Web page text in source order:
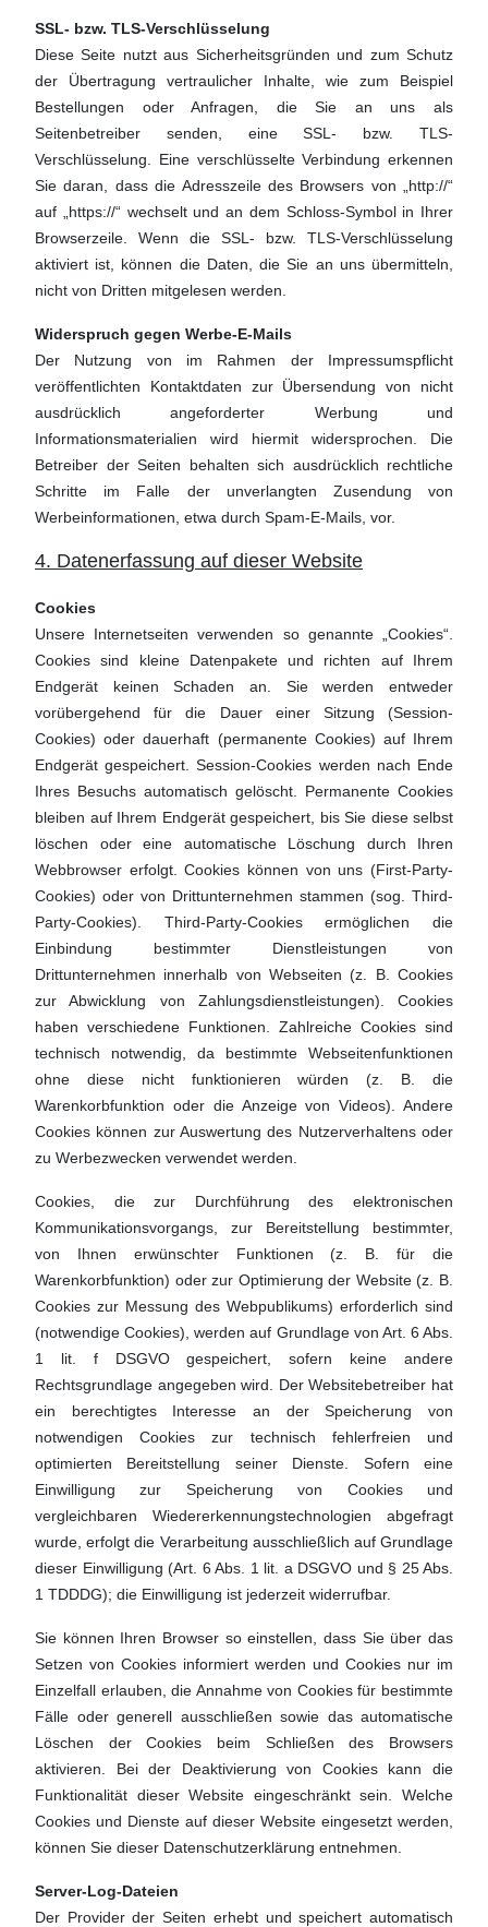
SSL- bzw. TLS-Verschlüsselung
Diese Seite nutzt aus Sicherheitsgründen und zum Schutz
der Übertragung vertraulicher Inhalte, wie zum Beispiel
Bestellungen oder Anfragen, die Sie an uns als
Seitenbetreiber senden, eine SSL- bzw. TLS-
Verschlüsselung. Eine verschlüsselte Verbindung erkennen
Sie daran, dass die Adresszeile des Browsers von „http://“
auf „https://“ wechselt und an dem Schloss-Symbol in Ihrer
Browserzeile. Wenn die SSL- bzw. TLS-Verschlüsselung
aktiviert ist, können die Daten, die Sie an uns übermitteln,
nicht von Dritten mitgelesen werden.
Widerspruch gegen Werbe-E-Mails
Der Nutzung von im Rahmen der Impressumspflicht
veröffentlichten Kontaktdaten zur Übersendung von nicht
ausdrücklich angeforderter Werbung und
Informationsmaterialien wird hiermit widersprochen. Die
Betreiber der Seiten behalten sich ausdrücklich rechtliche
Schritte im Falle der unverlangten Zusendung von
Werbeinformationen, etwa durch Spam-E-Mails, vor.
4. Datenerfassung auf dieser Website
Cookies
Unsere Internetseiten verwenden so genannte „Cookies“.
Cookies sind kleine Datenpakete und richten auf Ihrem
Endgerät keinen Schaden an. Sie werden entweder
vorübergehend für die Dauer einer Sitzung (Session-
Cookies) oder dauerhaft (permanente Cookies) auf Ihrem
Endgerät gespeichert. Session-Cookies werden nach Ende
Ihres Besuchs automatisch gelöscht. Permanente Cookies
bleiben auf Ihrem Endgerät gespeichert, bis Sie diese selbst
löschen oder eine automatische Löschung durch Ihren
Webbrowser erfolgt. Cookies können von uns (First-Party-
Cookies) oder von Drittunternehmen stammen (sog. Third-
Party-Cookies). Third-Party-Cookies ermöglichen die
Einbindung bestimmter Dienstleistungen von
Drittunternehmen innerhalb von Webseiten (z. B. Cookies
zur Abwicklung von Zahlungsdienstleistungen). Cookies
haben verschiedene Funktionen. Zahlreiche Cookies sind
technisch notwendig, da bestimmte Webseitenfunktionen
ohne diese nicht funktionieren würden (z. B. die
Warenkorbfunktion oder die Anzeige von Videos). Andere
Cookies können zur Auswertung des Nutzerverhaltens oder
zu Werbezwecken verwendet werden.
Cookies, die zur Durchführung des elektronischen
Kommunikationsvorgangs, zur Bereitstellung bestimmter,
von Ihnen erwünschter Funktionen (z. B. für die
Warenkorbfunktion) oder zur Optimierung der Website (z. B.
Cookies zur Messung des Webpublikums) erforderlich sind
(notwendige Cookies), werden auf Grundlage von Art. 6 Abs.
1 lit. f DSGVO gespeichert, sofern keine andere
Rechtsgrundlage angegeben wird. Der Websitebetreiber hat
ein berechtigtes Interesse an der Speicherung von
notwendigen Cookies zur technisch fehlerfreien und
optimierten Bereitstellung seiner Dienste. Sofern eine
Einwilligung zur Speicherung von Cookies und
vergleichbaren Wiedererkennungstechnologien abgefragt
wurde, erfolgt die Verarbeitung ausschließlich auf Grundlage
dieser Einwilligung (Art. 6 Abs. 1 lit. a DSGVO und § 25 Abs.
1 TDDDG); die Einwilligung ist jederzeit widerrufbar.
Sie können Ihren Browser so einstellen, dass Sie über das
Setzen von Cookies informiert werden und Cookies nur im
Einzelfall erlauben, die Annahme von Cookies für bestimmte
Fälle oder generell ausschließen sowie das automatische
Löschen der Cookies beim Schließen des Browsers
aktivieren. Bei der Deaktivierung von Cookies kann die
Funktionalität dieser Website eingeschränkt sein. Welche
Cookies und Dienste auf dieser Website eingesetzt werden,
können Sie dieser Datenschutzerklärung entnehmen.
Server-Log-Dateien
Der Provider der Seiten erhebt und speichert automatisch